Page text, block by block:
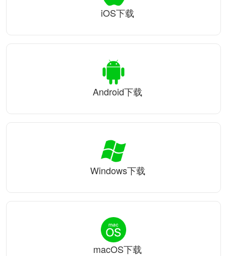
iOS下载
Android下载
Windows下载
macOS下载